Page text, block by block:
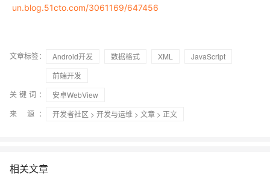
un.blog.51cto.com/3061169/647456
文章标签： Android开发 数据格式 XML
JavaScript
前端开发
关键词：
安卓WebView
来 源：
开发者社区 > 开发与运维 > 文章 > 正文
相关文章